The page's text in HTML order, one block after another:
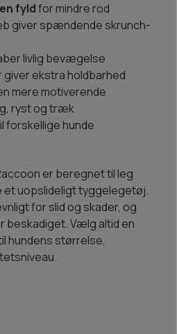
fyldfor mindre rod
giver spændende skrunch-
livlig bevægelse
giver ekstra holdbarhed
mere motiverende
ryst og træk
forskellige hunde
er beregnet til leg
et uopslideligt tyggelegetøj.
for slid og skader, og
beskadiget. Vælg altid en
hundens størrelse,